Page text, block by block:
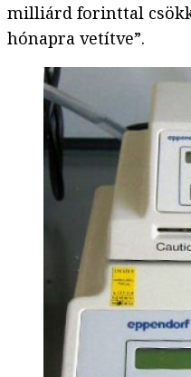
milliárd forinttal
hónapra vetítve”.